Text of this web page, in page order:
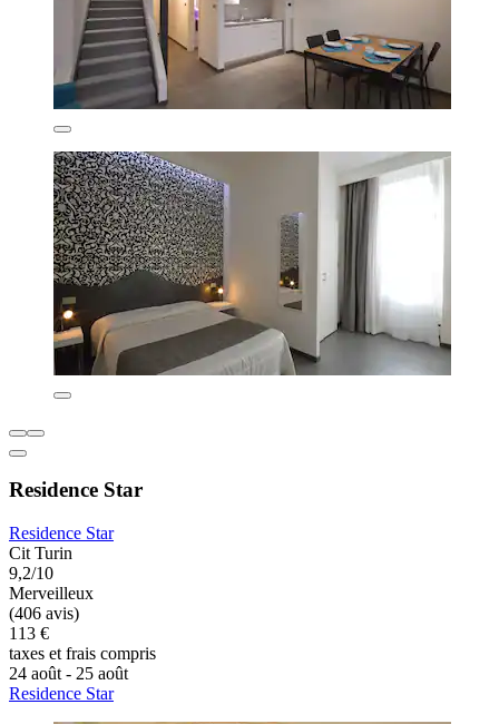
Residence Star
Residence Star
Cit Turin
9,2/10
Merveilleux
(406 avis)
113 €
taxes et frais compris
24 août - 25 août
Residence Star